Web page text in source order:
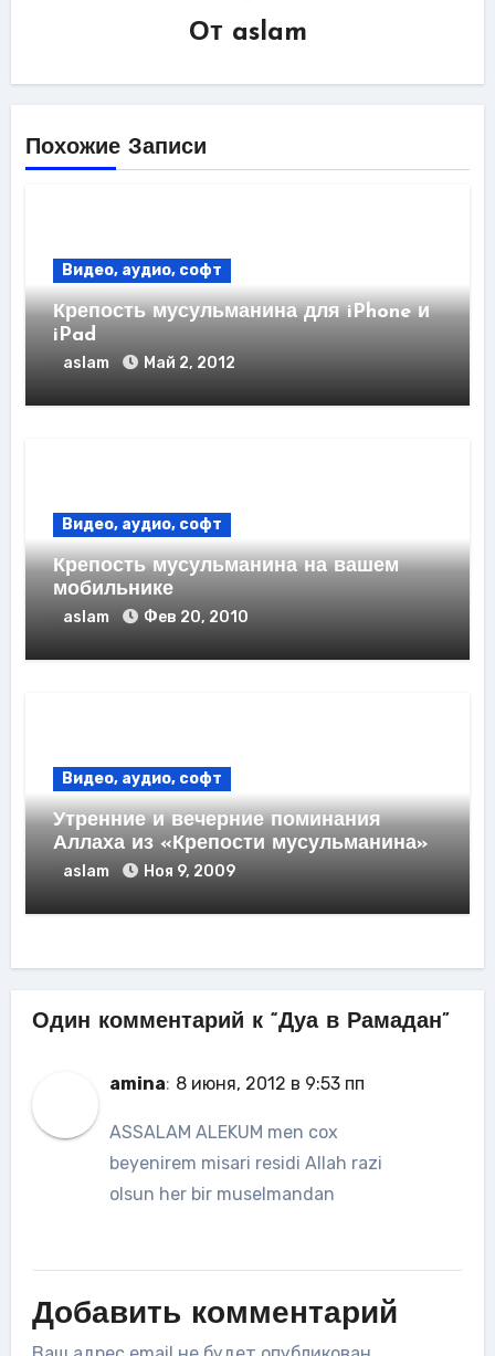
От aslam
Похожие Записи
Видео, аудио, софт
Крепость мусульманина для iPhone и
iPad
aslam Май 2, 2012
Видео, аудио, софт
Крепость мусульманина на вашем
мобильнике
aslam Фев 20, 2010
Видео, аудио, софт
Утренние и вечерние поминания
Аллаха из «Крепости мусульманина»
aslam Ноя 9, 2009
Один комментарий к “Дуа в Рамадан”
amina: 8 июня, 2012 в 9:53 пп
ASSALAM ALEKUM men cox
beyenirem misari residi Allah razi
olsun her bir muselmandan
Добавить комментарий